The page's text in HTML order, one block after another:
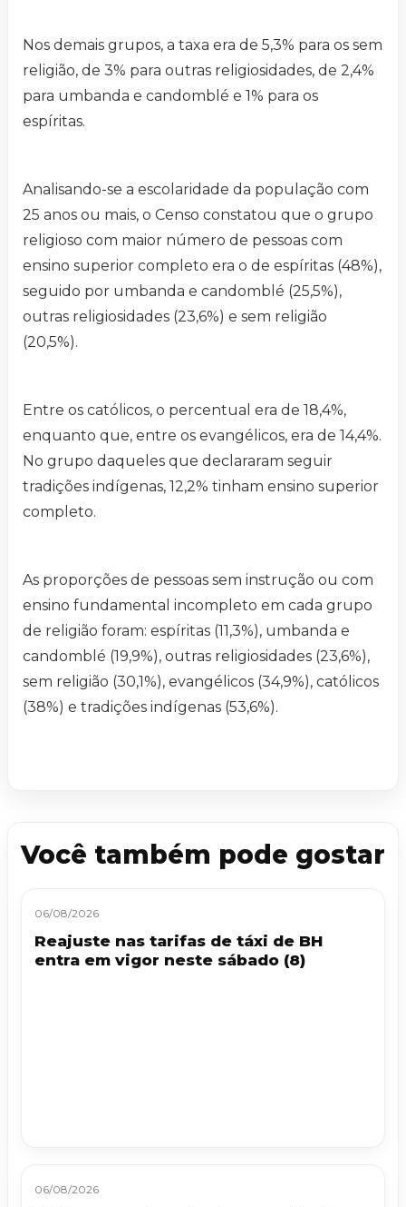
Nos demais grupos, a taxa era de 5,3% para os sem
religião, de 3% para outras religiosidades, de 2,4%
para umbanda e candomblé e 1% para os
espíritas.
Analisando-se a escolaridade da população com
25 anos ou mais, o Censo constatou que o grupo
religioso com maior número de pessoas com
ensino superior completo era o de espíritas (48%),
seguido por umbanda e candomblé (25,5%),
outras religiosidades (23,6%) e sem religião
(20,5%).
Entre os católicos, o percentual era de 18,4%,
enquanto que, entre os evangélicos, era de 14,4%.
No grupo daqueles que declararam seguir
tradições indígenas, 12,2% tinham ensino superior
completo.
As proporções de pessoas sem instrução ou com
ensino fundamental incompleto em cada grupo
de religião foram: espíritas (11,3%), umbanda e
candomblé (19,9%), outras religiosidades (23,6%),
sem religião (30,1%), evangélicos (34,9%), católicos
(38%) e tradições indígenas (53,6%).
Você também pode gostar
06/08/2026
Reajuste nas tarifas de táxi de BH
entra em vigor neste sábado (8)
06/08/2026